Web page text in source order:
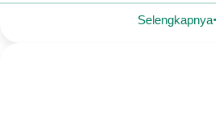
Selengkapnya